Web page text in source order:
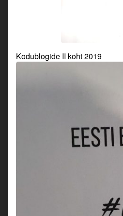
Kodublogide II koht 2019